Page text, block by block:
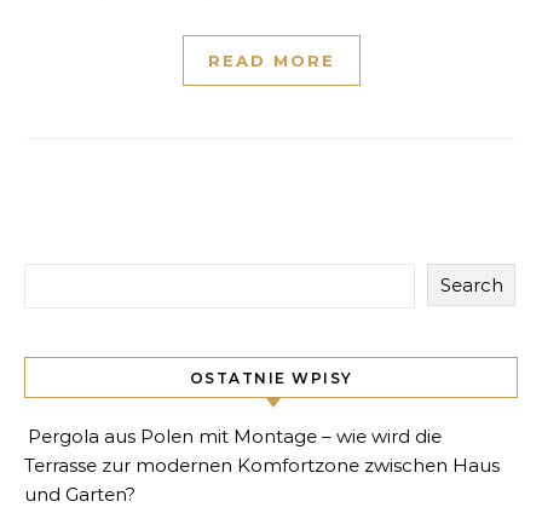
READ MORE
Search
OSTATNIE WPISY
Pergola aus Polen mit Montage – wie wird die
Terrasse zur modernen Komfortzone zwischen Haus
und Garten?